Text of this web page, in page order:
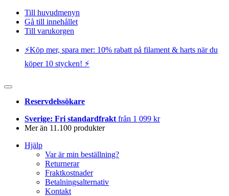
Till huvudmenyn
Gå till innehållet
Till varukorgen
⚡️Köp mer, spara mer: 10% rabatt på filament & harts när du
köper 10 stycken! ⚡️
Reservdelssökare
Sverige: Fri standardfrakt från 1 099 kr
Mer än 11.100 produkter
Hjälp
Var är min beställning?
Returnerar
Fraktkostnader
Betalningsalternativ
Kontakt